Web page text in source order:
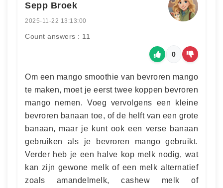
Sepp Broek
2025-11-22 13:13:00
Count answers : 11
0
Om een mango smoothie van bevroren mango
te maken, moet je eerst twee koppen bevroren
mango nemen. Voeg vervolgens een kleine
bevroren banaan toe, of de helft van een grote
banaan, maar je kunt ook een verse banaan
gebruiken als je bevroren mango gebruikt.
Verder heb je een halve kop melk nodig, wat
kan zijn gewone melk of een melk alternatief
zoals amandelmelk, cashew melk of